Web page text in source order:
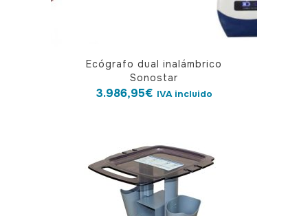
Ecógrafo dual inalámbrico
Sonostar
3.986,95€ IVA incluido